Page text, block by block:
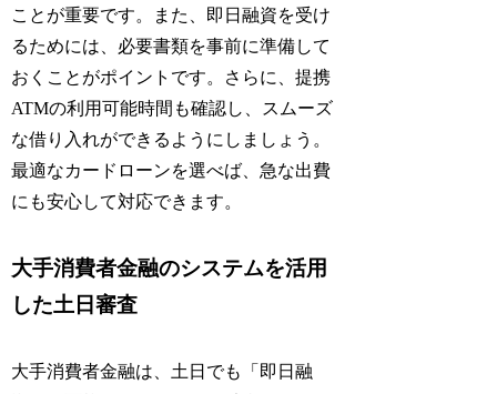
ことが重要です。また、即日融資を受け
るためには、必要書類を事前に準備して
おくことがポイントです。さらに、提携
ATMの利用可能時間も確認し、スムーズ
な借り入れができるようにしましょう。
最適なカードローンを選べば、急な出費
にも安心して対応できます。
大手消費者金融のシステムを活用
した土日審査
大手消費者金融は、土日でも「即日融